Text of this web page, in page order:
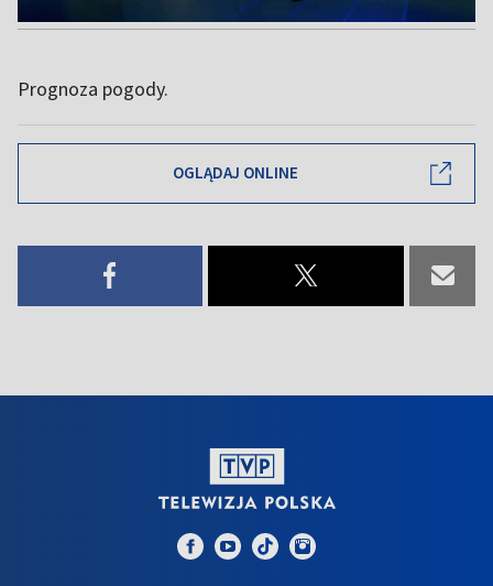
Prognoza pogody.
OGLĄDAJ ONLINE